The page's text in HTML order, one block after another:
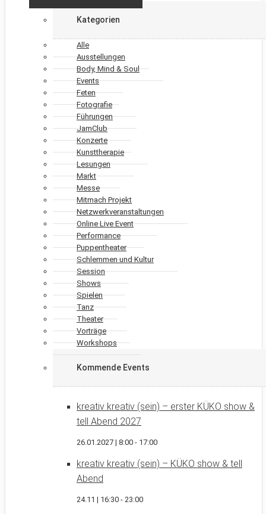
Kategorien
Alle
Ausstellungen
Body, Mind & Soul
Events
Feten
Fotografie
Führungen
JamClub
Konzerte
Kunsttherapie
Lesungen
Markt
Messe
Mitmach Projekt
Netzwerkveranstaltungen
Online Live Event
Performance
Puppentheater
Schlemmen und Kultur
Session
Shows
Spielen
Tanz
Theater
Vorträge
Workshops
Kommende Events
kreativ kreativ (sein) – erster KÜKO show &
tell Abend 2027
26.01.2027 | 8:00 - 17:00
kreativ kreativ (sein) – KÜKO show & tell
Abend
24.11 | 16:30 - 23:00